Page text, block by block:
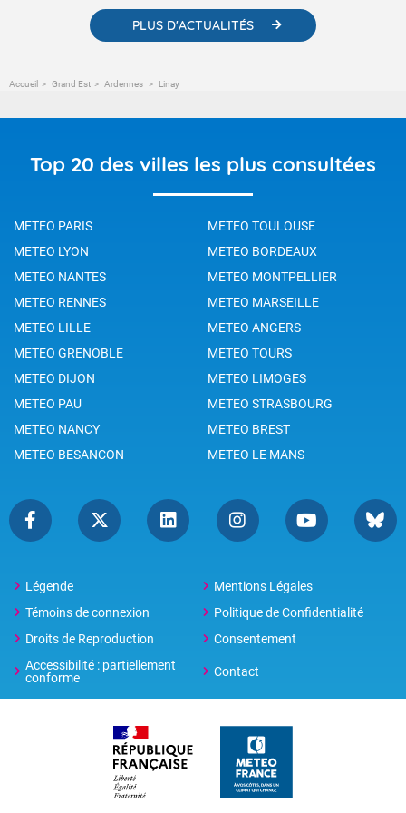
PLUS D'ACTUALITÉS
Accueil Grand Est Ardennes Linay
Top 20 des villes les plus consultées
METEO PARIS
METEO TOULOUSE
METEO LYON
METEO BORDEAUX
METEO NANTES
METEO MONTPELLIER
METEO RENNES
METEO MARSEILLE
METEO LILLE
METEO ANGERS
METEO GRENOBLE
METEO TOURS
METEO DIJON
METEO LIMOGES
METEO PAU
METEO STRASBOURG
METEO NANCY
METEO BREST
METEO BESANCON
METEO LE MANS
Légende
Mentions Légales
Témoins de connexion
Politique de Confidentialité
Droits de Reproduction
Consentement
Accessibilité : partiellement
conforme
Contact